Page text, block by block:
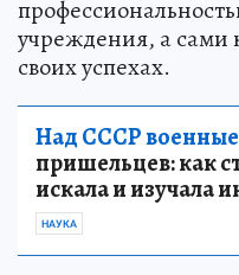
учреждения, а сами
своих успехах.
Над СССР военные
пришельцев: как
искала и изучала
НАУКА